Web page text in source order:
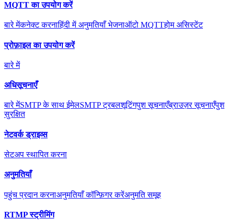
MQTT का उपयोग करें
बारे मेंकनेक्ट करनाहिंदी में अनुमतियाँ भेजनाऑटो MQTTहोम असिस्टेंट
प्रोफ़ाइल का उपयोग करें
बारे में
अधिसूचनाएँ
बारे मेंSMTP के साथ ईमेलSMTP ट्रबलशूटिंगपुश सूचनाएँब्राउज़र सूचनाएँपुश
सुरक्षित
नेटवर्क ड्राइव्स
सेटअप स्थापित करना
अनुमतियाँ
पहुंच प्रदान करनाअनुमतियाँ कॉन्फ़िगर करेंअनुमति समूह
RTMP स्ट्रीमिंग